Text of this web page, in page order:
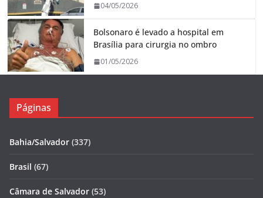
04/05/2026
Bolsonaro é levado a hospital em
Brasília para cirurgia no ombro
01/05/2026
Páginas
Bahia/Salvador (337)
Brasil (67)
Câmara de Salvador (53)